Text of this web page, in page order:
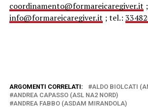
coordinamento@formareicaregiver.it ;
info@formareicaregiver.it ; tel.:
ARGOMENTI CORRELATI:
ALDO BIOLCATI
ANDREA CAPASSO (ASL NA2 NORD)
ANDREA FABBO (ASDAM MIRANDOLA)